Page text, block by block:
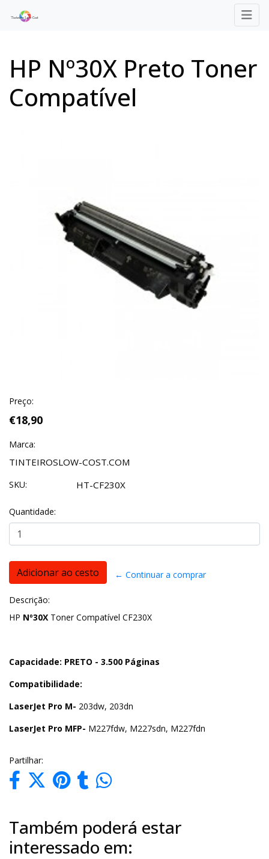
HP Nº30X Preto Toner
Compatível
Preço:
€18,90
Marca:
TINTEIROSLOW-COST.COM
SKU: HT-CF230X
Quantidade:
← Continuar a comprar
Descrição:
HP Nº30X Toner Compatível CF230X
Capacidade: PRETO - 3.500 Páginas
Compatibilidade:
LaserJet Pro M- 203dw, 203dn
LaserJet Pro MFP- M227fdw, M227sdn, M227fdn
Partilhar:
Também poderá estar
interessado em: